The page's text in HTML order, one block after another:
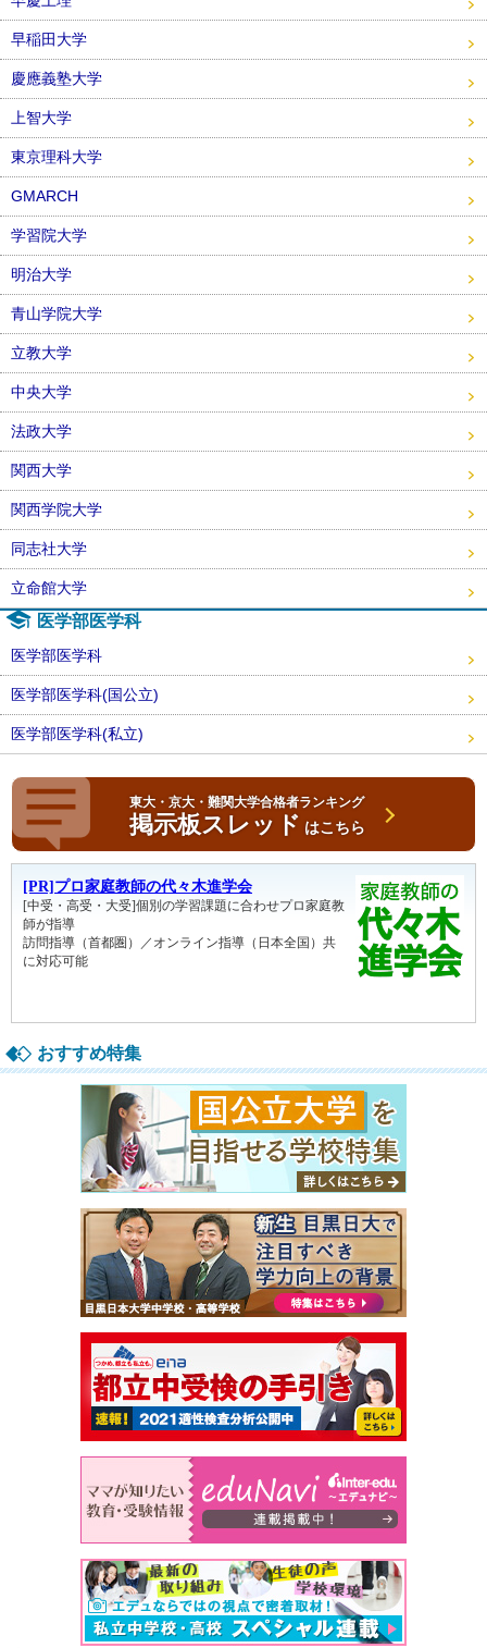
早稲田大学
慶應義塾大学
上智大学
東京理科大学
GMARCH
学習院大学
明治大学
青山学院大学
立教大学
中央大学
法政大学
関西大学
関西学院大学
同志社大学
立命館大学
医学部医学科
医学部医学科
医学部医学科(国公立)
医学部医学科(私立)
東大・京大・難関大学合格者ランキング
掲示板スレッド はこちら
おすすめ特集